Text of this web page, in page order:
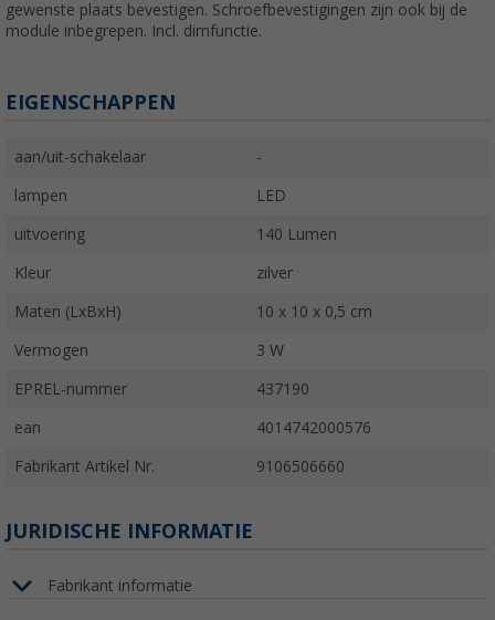
gewenste plaats bevestigen. Schroefbevestigingen zijn ook bij de
module inbegrepen. Incl. dimfunctie.
EIGENSCHAPPEN
aan/uit-schakelaar -
lampen LED
uitvoering 140 Lumen
Kleur zilver
Maten (LxBxH) 10 x 10 x 0,5 cm
Vermogen 3 W
EPREL-nummer 437190
ean 4014742000576
Fabrikant Artikel Nr. 9106506660
JURIDISCHE INFORMATIE
Fabrikant informatie